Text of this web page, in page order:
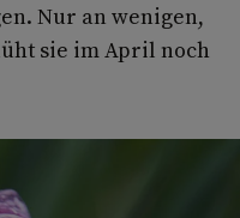
Nur an wenigen,
sie im April noch